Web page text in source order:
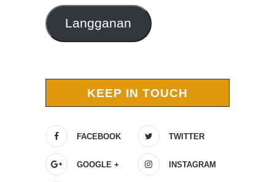
Langganan
KEEP IN TOUCH
FACEBOOK TWITTER
GOOGLE + INSTAGRAM